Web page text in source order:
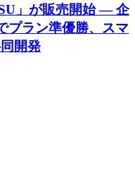
」が販売開始 — 企
プラン準優勝、スマ
開発